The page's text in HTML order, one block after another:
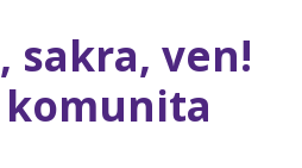
sakra, ven!